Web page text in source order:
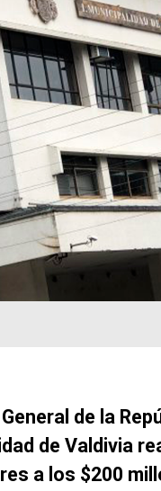
de la
de Valdivia
a los $200